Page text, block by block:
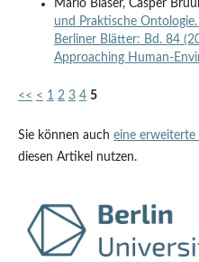
Mario Blaser, Casper
und Praktische
Berliner Blätter: Bd. 84
Approaching Human-
<< < 1 2 3 4 5
Sie können auch eine erweiterte
diesen Artikel nutzen.